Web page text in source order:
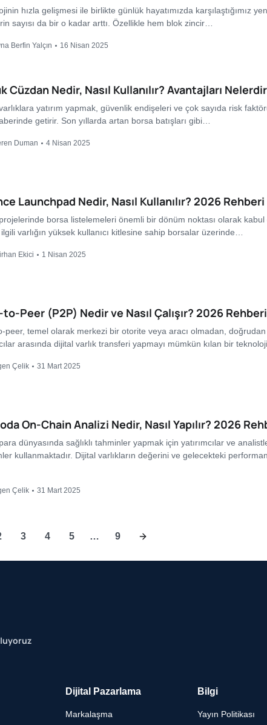
hızla gelişmesi ile birlikte günlük hayatımızda karşılaştığımız
sayısı da bir o kadar arttı. Özellikle hem blok zincir…
Berfin Yalçın 16 Nisan 2025
Cüzdan Nedir, Nasıl Kullanılır? Avantajları
yatırım yapmak, güvenlik endişeleri ve çok sayıda risk
getirir. Son yıllarda artan borsa batışları gibi…
Duman 4 Nisan 2025
Launchpad Nedir, Nasıl Kullanılır? 2026 Rehberi
borsa listelemeleri önemli bir dönüm noktası olarak kabul
varlığın yüksek kullanıcı kitlesine sahip borsalar üzerinde…
Ekici 1 Nisan 2025
Peer (P2P) Nedir ve Nasıl Çalışır? 2026 Rehberi
peer, temel olarak merkezi bir otorite veya aracı olmadan, doğrudan
arasında dijital varlık transferi yapmayı mümkün kılan bir
Çelik 31 Mart 2025
On-Chain Analizi Nedir, Nasıl Yapılır? 2026
dünyasında sağlıklı tahminler yapmak için yatırımcılar ve
kullanmaktadır. Dijital varlıkların değerini ve gelecekteki
Çelik 31 Mart 2025
3 4 5 … 9
Dijital Pazarlama
Markalaşma
Bilgi
Yayın Politikası